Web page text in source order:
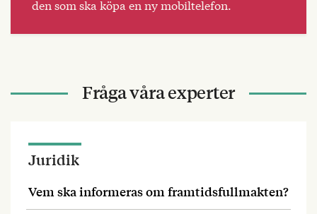
den som ska köpa en ny mobiltelefon.
Fråga våra experter
Juridik
Vem ska informeras om framtidsfullmakten?